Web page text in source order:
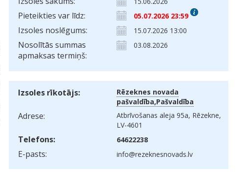
Pieteikties var līdz: 05.07.2026 23:59
Izsoles noslēgums: 15.07.2026 13:00
Nosolītās summas
apmaksas termiņš:
03.08.2026
Izsoles rīkotājs:
Rēzeknes novada
pašvaldība,Pašvaldība
Adrese:
Atbrīvošanas aleja 95a, Rēzekne,
LV-4601
Telefons: 64622238
E-pasts: info@rezeknesnovads.lv